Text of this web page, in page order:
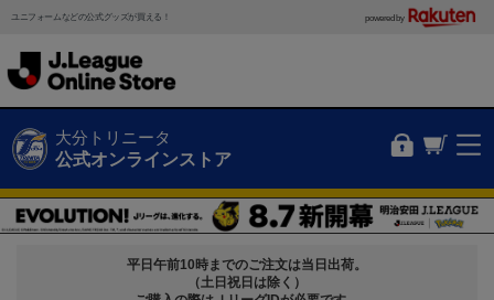
ユニフォームなどの公式グッズが買える！ powered by
大分トリニータ
公式オンラインストア
平日午前10時までのご注文は当日出荷。
（土日祝日は除く）